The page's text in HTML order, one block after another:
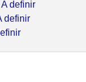
A definir
definir